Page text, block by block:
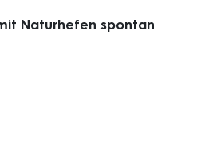
Naturhefen spontan